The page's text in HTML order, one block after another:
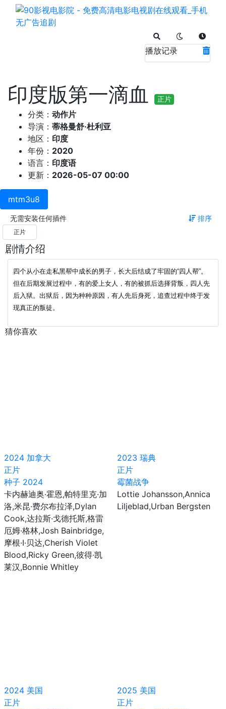
播放记录
印度版第一滴血 正片
分类： 动作片
导演： 蒂格曼舒·杜利亚
地区： 印度
年份： 2020
语言： 印度语
更新： 2026-05-07 00:00
mtm3u8
无需安装任何插件 排序
正片
剧情介绍
四个从小在走私黑帮中成长的男子，长大后结成了牢固的“四人帮”。
但在后期发展过程中，有的爱上女人，有的被抓后选择背叛，四人先
后入狱。出狱后，因为种种原因，有人先后身死，追查过程中终于发
现真正的叛徒。
猜你喜欢
2024 加拿大
正片
种子 2024
卡内赫迪奥·霍恩,帕特里克·加
洛,米昆·费尔布拉泽,Dylan
Cook,达拉斯·戈德托斯,格雷
厄姆·格林,Josh Bainbridge,
摩根·I·贝达,Cherish Violet
Blood,Ricky Green,彼得·凯
莱汉,Bonnie Whitley
2023 瑞典
正片
霉菌战争
Lottie Johansson,Annica
Liljeblad,Urban Bergsten
2024 美国
正片
2025 美国
正片